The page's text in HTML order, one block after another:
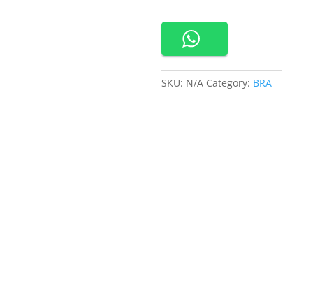
Cup
Berkawat
Busa
Tipis
290306
SKU: N/A Category: BRA